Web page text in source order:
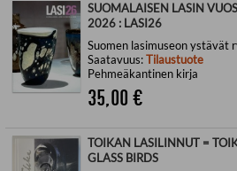
SUOMALAISEN LASIN
2026 : LASI26
Suomen lasimuseon ystävät
Saatavuus:Tilaustuote
Pehmeäkantinen kirja
35,00 €
TOIKAN LASILINNUT =
GLASS BIRDS